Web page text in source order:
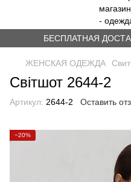
БЕСПЛАТНАЯ
ЖЕНСКАЯ ОДЕЖДА
Світшот 2644-2
Артикул: 2644-2 Оставить
−20%